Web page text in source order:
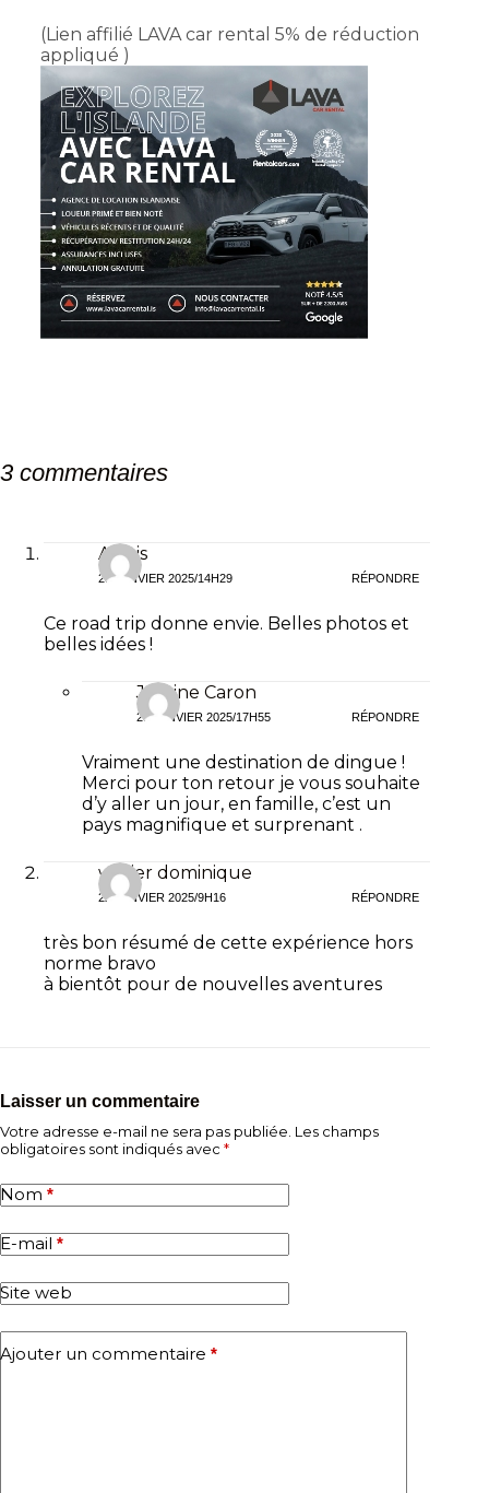
(Lien affilié LAVA car rental 5% de réduction
appliqué )
3 commentaires
Alexis
20 JANVIER 2025/14H29 RÉPONDRE
Ce road trip donne envie. Belles photos et
belles idées !
Justine Caron
20 JANVIER 2025/17H55 RÉPONDRE
Vraiment une destination de dingue !
Merci pour ton retour je vous souhaite
d’y aller un jour, en famille, c’est un
pays magnifique et surprenant .
watier dominique
22 JANVIER 2025/9H16 RÉPONDRE
très bon résumé de cette expérience hors
norme bravo
à bientôt pour de nouvelles aventures
Laisser un commentaire
Votre adresse e-mail ne sera pas publiée. Les champs
obligatoires sont indiqués avec *
Nom *
E-mail *
Site web
Ajouter un commentaire *